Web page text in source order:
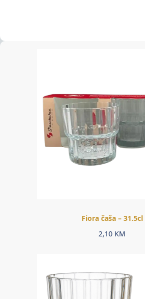
Fiora čaša – 31.5cl
2,10 KM